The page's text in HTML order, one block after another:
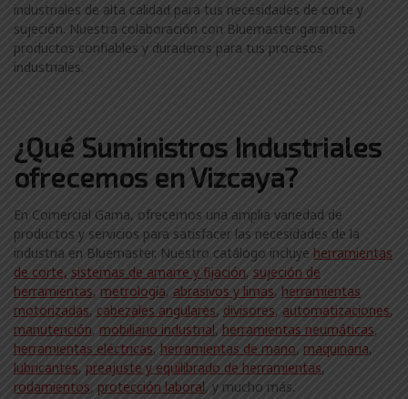
industriales de alta calidad para tus necesidades de corte y
sujeción. Nuestra colaboración con Bluemaster garantiza
productos confiables y duraderos para tus procesos
industriales.
¿Qué Suministros Industriales
ofrecemos en Vizcaya?
En Comercial Gama, ofrecemos una amplia variedad de
productos y servicios para satisfacer las necesidades de la
industria en Bluemaster. Nuestro catálogo incluye herramientas
de corte, sistemas de amarre y fijación, sujeción de
herramientas, metrología, abrasivos y limas, herramientas
motorizadas, cabezales angulares, divisores, automatizaciones,
manutención, mobiliario industrial, herramientas neumáticas,
herramientas eléctricas, herramientas de mano, maquinaria,
lubricantes, preajuste y equilibrado de herramientas,
rodamientos, protección laboral, y mucho más.